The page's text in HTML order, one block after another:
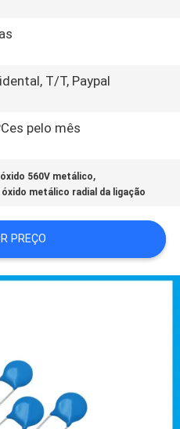
T/T, Paypal
pelo mês
560V metálico,
metálico radial da ligação
PREÇO